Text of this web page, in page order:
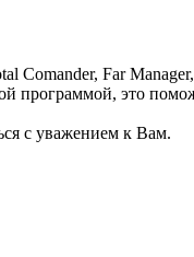
Comander, Far
программой, это
с уважением к Вам.